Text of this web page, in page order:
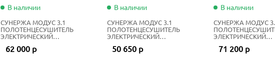
В наличии
СУНЕРЖА МОДУС 3.1
ПОЛОТЕНЦЕСУШИТЕЛЬ
ЭЛЕКТРИЧЕСКИЙ
НЕРЖАВЕЮЩАЯ СТАЛЬ
62 000 р
В наличии
СУНЕРЖА МОДУС 3.1
ПОЛОТЕНЦЕСУШИТЕЛЬ
ЭЛЕКТРИЧЕСКИЙ
ЗОЛОТОЙ ШЁЛК
50 650 р
В наличии
СУНЕРЖА МОДУС
ЭЛЕКТРИЧЕСКИЙ
НЕРЖАВЕЮЩАЯ
71 200 р